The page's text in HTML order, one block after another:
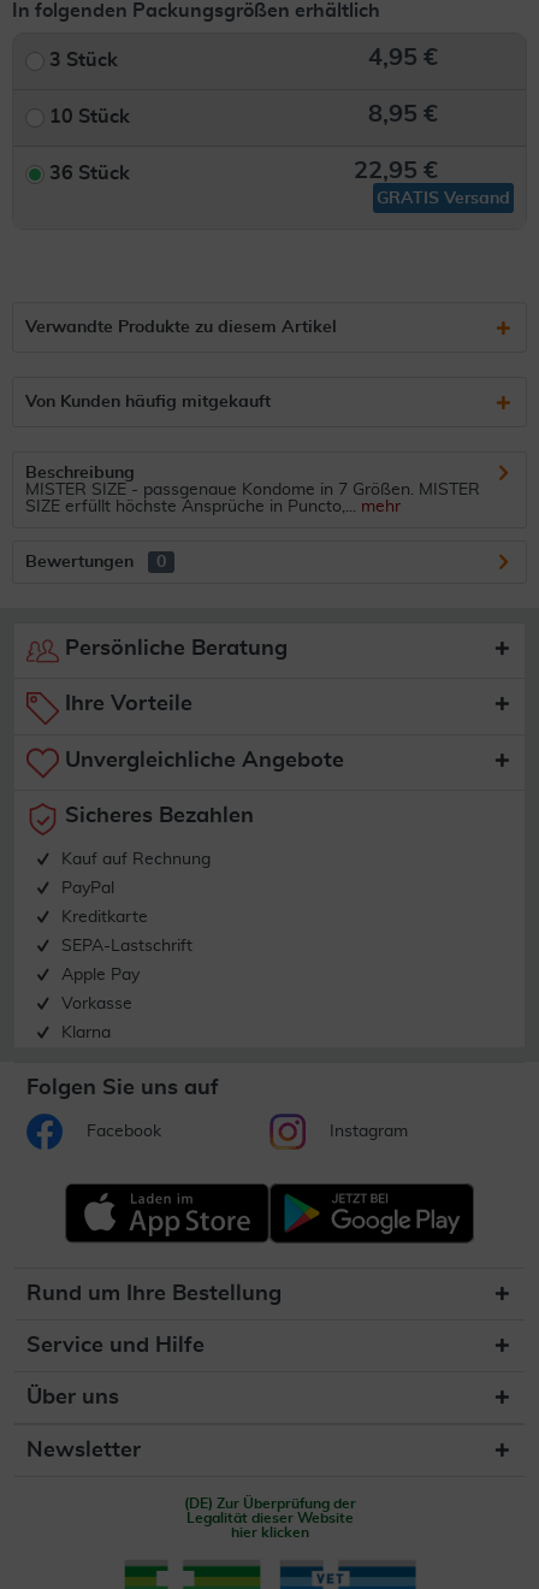
In folgenden Packungsgrößen erhältlich
3 Stück 4,95 €
10 Stück 8,95 €
36 Stück 22,95 €
GRATIS Versand
Verwandte Produkte zu diesem Artikel
Von Kunden häufig mitgekauft
Beschreibung
MISTER SIZE - passgenaue Kondome in 7 Größen. MISTER
SIZE erfüllt höchste Ansprüche in Puncto,... mehr
Bewertungen 0
Persönliche Beratung
Ihre Vorteile
Unvergleichliche Angebote
Sicheres Bezahlen
Kauf auf Rechnung
PayPal
Kreditkarte
SEPA-Lastschrift
Apple Pay
Vorkasse
Klarna
Folgen Sie uns auf
Facebook Instagram
Rund um Ihre Bestellung
Service und Hilfe
Über uns
Newsletter
(DE) Zur Überprüfung der
Legalität dieser Website
hier klicken